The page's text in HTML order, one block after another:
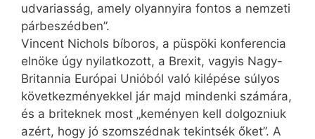
udvariasság, amely olyannyira fontos a nemzeti
párbeszédben”.
Vincent Nichols bíboros, a püspöki konferencia
elnöke úgy nyilatkozott, a Brexit, vagyis Nagy-
Britannia Európai Unióból való kilépése súlyos
következményekkel jár majd mindenki számára,
és a briteknek most „keményen kell dolgozniuk
azért, hogy jó szomszédnak tekintsék őket”. A